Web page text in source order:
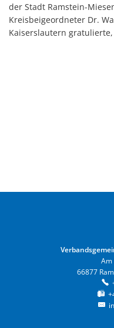
der Stadt Ramstein-
Kreisbeigeordneter Dr.
Kaiserslautern
Am
66877